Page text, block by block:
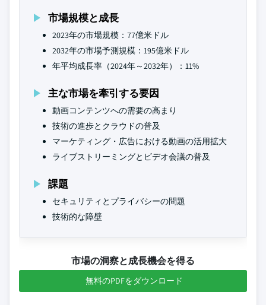
市場規模と成長
2023年の市場規模：77億米ドル
2032年の市場予測規模：195億米ドル
年平均成長率（2024年～2032年）：11%
主な市場を牽引する要因
動画コンテンツへの需要の高まり
技術の進歩とクラウドの普及
マーケティング・広告における動画の活用拡大
ライブストリーミングとビデオ会議の普及
課題
セキュリティとプライバシーの問題
技術的な障壁
市場の洞察と成長機会を得る
無料のPDFをダウンロード